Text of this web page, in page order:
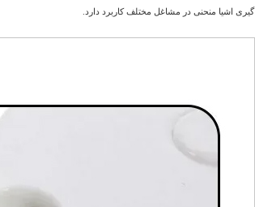
گیری اشیا منحنی در مشاغل مختلف کاربرد دارد.